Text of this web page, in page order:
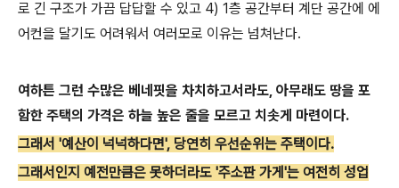
로 긴 구조가 가끔 답답할 수 있고 4) 1층 공간부터 계단 공간에 에
어컨을 달기도 어려워서 여러모로 이유는 넘쳐난다.
여하튼 그런 수많은 베네핏을 차치하고서라도, 아무래도 땅을 포
함한 주택의 가격은 하늘 높은 줄을 모르고 치솟게 마련이다.
그래서 '예산이 넉넉하다면', 당연히 우선순위는 주택이다.
그래서인지 예전만큼은 못하더라도 '주소판 가게'는 여전히 성업